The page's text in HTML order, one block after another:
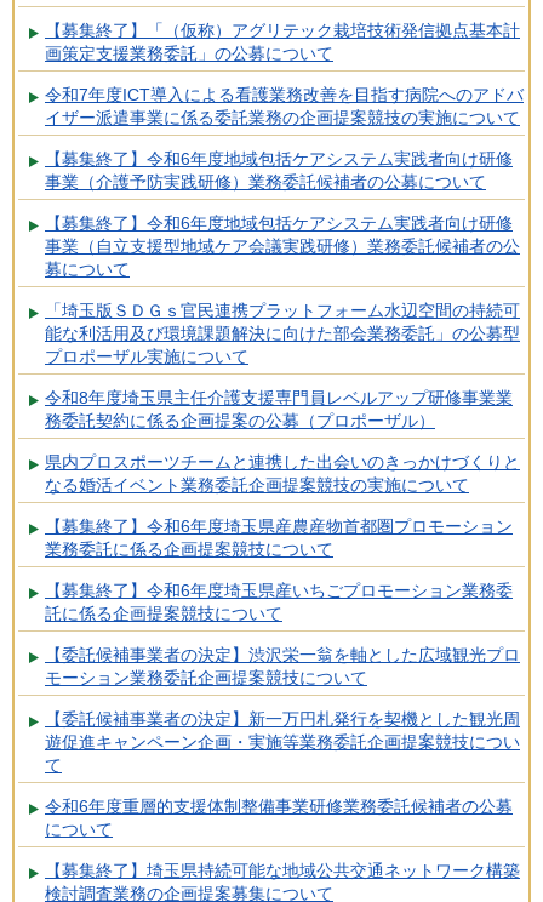
【募集終了】「（仮称）アグリテック栽培技術発信拠点基本計
画策定支援業務委託」の公募について
令和7年度ICT導入による看護業務改善を目指す病院へのアドバ
イザー派遣事業に係る委託業務の企画提案競技の実施について
【募集終了】令和6年度地域包括ケアシステム実践者向け研修
事業（介護予防実践研修）業務委託候補者の公募について
【募集終了】令和6年度地域包括ケアシステム実践者向け研修
事業（自立支援型地域ケア会議実践研修）業務委託候補者の公
募について
「埼玉版ＳＤＧｓ官民連携プラットフォーム水辺空間の持続可
能な利活用及び環境課題解決に向けた部会業務委託」の公募型
プロポーザル実施について
令和8年度埼玉県主任介護支援専門員レベルアップ研修事業業
務委託契約に係る企画提案の公募（プロポーザル）
県内プロスポーツチームと連携した出会いのきっかけづくりと
なる婚活イベント業務委託企画提案競技の実施について
【募集終了】令和6年度埼玉県産農産物首都圏プロモーション
業務委託に係る企画提案競技について
【募集終了】令和6年度埼玉県産いちごプロモーション業務委
託に係る企画提案競技について
【委託候補事業者の決定】渋沢栄一翁を軸とした広域観光プロ
モーション業務委託企画提案競技について
【委託候補事業者の決定】新一万円札発行を契機とした観光周
遊促進キャンペーン企画・実施等業務委託企画提案競技につい
て
令和6年度重層的支援体制整備事業研修業務委託候補者の公募
について
【募集終了】埼玉県持続可能な地域公共交通ネットワーク構築
検討調査業務の企画提案募集について